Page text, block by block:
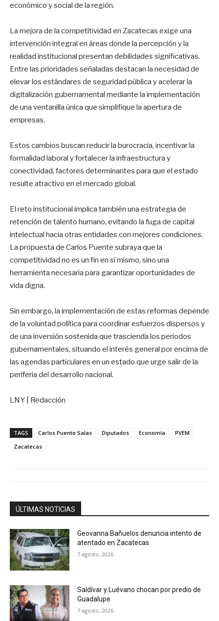
económico y social de la región.
La mejora de la competitividad en Zacatecas exige una
intervención integral en áreas donde la percepción y la
realidad institucional presentan debilidades significativas.
Entre las prioridades señaladas destacan la necesidad de
elevar los estándares de seguridad pública y acelerar la
digitalización gubernamental mediante la implementación
de una ventanilla única que simplifique la apertura de
empresas.
Estos cambios buscan reducir la burocracia, incentivar la
formalidad laboral y fortalecer la infraestructura y
conectividad, factores determinantes para que el estado
resulte atractivo en el mercado global.
El reto institucional implica también una estrategia de
retención de talento humano, evitando la fuga de capital
intelectual hacia otras entidades con mejores condiciones.
La propuesta de Carlos Puente subraya que la
competitividad no es un fin en sí mismo, sino una
herramienta necesaria para garantizar oportunidades de
vida digna.
Sin embargo, la implementación de estas reformas depende
de la voluntad política para coordinar esfuerzos dispersos y
de una inversión sostenida que trascienda los periodos
gubernamentales, situando el interés general por encima de
las agendas particulares en un estado que urge salir de la
periferia del desarrollo nacional.
LNY | Redacción
TAGS Carlos Puente Salas Diputados Economía
PVEM
Zacatecas
ÚLTIMAS NOTICIAS
Geovanna Bañuelos denuncia intento de
atentado en Zacatecas
7 agosto, 2026
Saldívar y Luévano chocan por predio de
Guadalupe
7 agosto, 2026